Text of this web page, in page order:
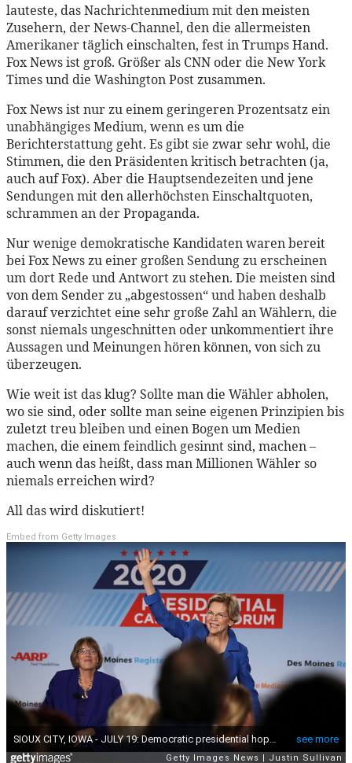
lauteste, das Nachrichtenmedium mit den meisten
Zusehern, der News-Channel, den die allermeisten
Amerikaner täglich einschalten, fest in Trumps Hand.
Fox News ist groß. Größer als CNN oder die New York
Times und die Washington Post zusammen.
Fox News ist nur zu einem geringeren Prozentsatz ein
unabhängiges Medium, wenn es um die
Berichterstattung geht. Es gibt sie zwar sehr wohl, die
Stimmen, die den Präsidenten kritisch betrachten (ja,
auch auf Fox). Aber die Hauptsendezeiten und jene
Sendungen mit den allerhöchsten Einschaltquoten,
schrammen an der Propaganda.
Nur wenige demokratische Kandidaten waren bereit
bei Fox News zu einer großen Sendung zu erscheinen
um dort Rede und Antwort zu stehen. Die meisten sind
von dem Sender zu „abgestossen“ und haben deshalb
darauf verzichtet eine sehr große Zahl an Wählern, die
sonst niemals ungeschnitten oder unkommentiert ihre
Aussagen und Meinungen hören können, von sich zu
überzeugen.
Wie weit ist das klug? Sollte man die Wähler abholen,
wo sie sind, oder sollte man seine eigenen Prinzipien bis
zuletzt treu bleiben und einen Bogen um Medien
machen, die einem feindlich gesinnt sind, machen –
auch wenn das heißt, dass man Millionen Wähler so
niemals erreichen wird?
All das wird diskutiert!
Embed from Getty Images